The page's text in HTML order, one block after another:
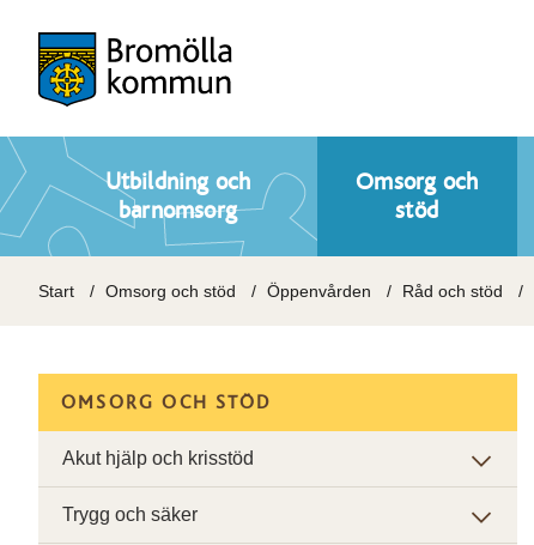
Utbildning och
barnomsorg
Omsorg och
stöd
Start Omsorg och stöd Öppenvården Råd och stöd
OMSORG OCH STÖD
Akut hjälp och krisstöd
Trygg och säker